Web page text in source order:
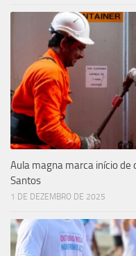
Aula magna marca início
Santos
1 DE DEZEMBRO DE 2025